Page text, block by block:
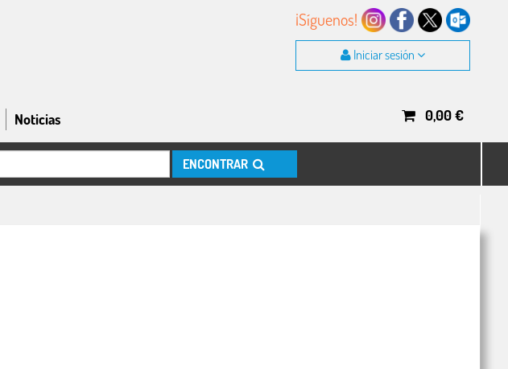
¡Síguenos!
Iniciar sesión
Noticias 0,00€
ENCONTRAR